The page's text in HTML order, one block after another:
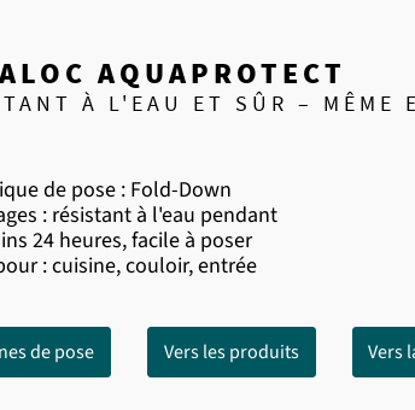
AQUAPROTECT
À L'EAU ET SÛR – MÊME
de pose : Fold-Down
: résistant à l'eau pendant
24 heures, facile à poser
: cuisine, couloir, entrée
de pose Vers les produits Vers